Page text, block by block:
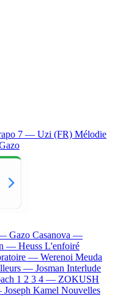
7 — Uzi (FR) Mélodie
Gazo Casanova —
— Heuss L'enfoiré
— Werenoi Meuda
— Josman Interlude
1 2 3 4 — ZOKUSH
Joseph Kamel Nouvelles